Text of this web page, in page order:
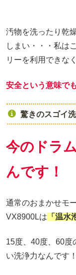
汚物を洗ったり乾
しまい・・・私は
リーを利用できな
安全という意味で
驚きのスゴイ
今のドラ
んです！
通常のおまかせモ
VX8900Lは 「温水
15度、40度、60度
い洗浄力なんです！